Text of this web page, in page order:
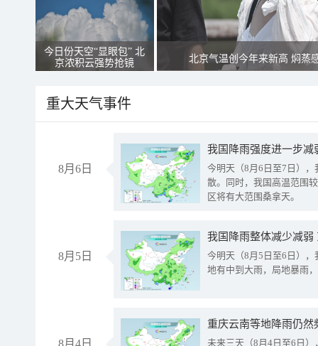
今日份天空“显眼包” 北
京浓积云强势抢镜
北京气温创今年来新高 焖蒸
重大天气事件
8月6日
今明天（8月6日至7日）
散。同时，我国高温范围
区将有大范围桑拿天。
8月5日
我国降雨整体减少减弱
今明天（8月5日至6日）
地有中到大雨，局地暴雨
8月4日
重庆云南等地降雨仍然
未来三天（8月4日至6日